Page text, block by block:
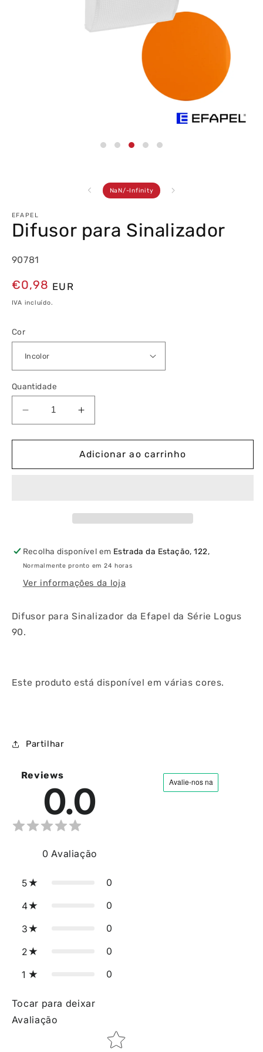
NaN/ de
-Infinity
EFAPEL
Difusor para Sinalizador
90781
Preço
normal
€0,98 EUR
IVA incluído.
Cor
Quantidade
Diminuir
a
quantidade
Difusor
Aumentar
a
quantidade
de
Difusor
Adicionar ao carrinho
Recolha disponível em Estrada da Estação, 122,
Normalmente pronto em 24 horas
Ver informações da loja
Difusor para Sinalizador da Efapel da Série Logus
90.
Este produto está disponível em várias cores.
Partilhar
Reviews
0.0
0 Avaliação
5 0
4 0
3 0
2 0
1 0
Tocar para deixar
Avaliação
Star rating